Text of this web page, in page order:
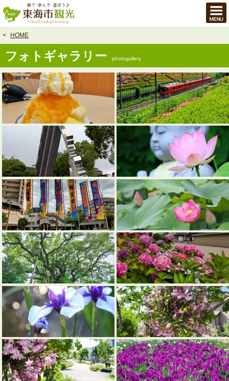
本
文
HOME
フォトギャラリー photogallery